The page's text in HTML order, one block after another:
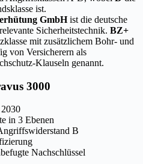
ist.
GmbHist die deutsche
Sicherheitstechnik. BZ+
mit zusätzlichem Bohr- und
von Versicherern als
Klauseln genannt.
3000
in 3 Ebenen
B
Nachschlüssel